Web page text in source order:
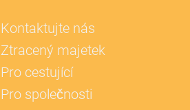
Kontaktujte nás
Ztracený majetek
Pro cestující
Pro společnosti